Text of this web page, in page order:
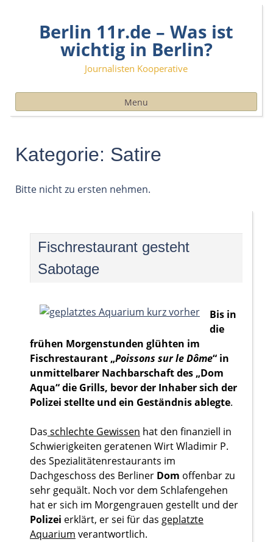
contentBerlin 11r.de – Was ist
wichtig in Berlin?
Journalisten Kooperative
Menu
Kategorie: Satire
Bitte nicht zu ersten nehmen.
Fischrestaurant gesteht
Sabotage
Bis in
die
frühen Morgenstunden glühten im
Fischrestaurant „Poissons sur le Dôme“ in
unmittelbarer Nachbarschaft des „Dom
Aqua“ die Grills, bevor der Inhaber sich der
Polizei stellte und ein Geständnis ablegte.
Das schlechte Gewissen hat den finanziell in
Schwierigkeiten geratenen Wirt Wladimir P.
des Spezialitätenrestaurants im
Dachgeschoss des Berliner Dom offenbar zu
sehr gequält. Noch vor dem Schlafengehen
hat er sich im Morgengrauen gestellt und der
Polizei erklärt, er sei für das geplatzte
Aquarium verantwortlich.